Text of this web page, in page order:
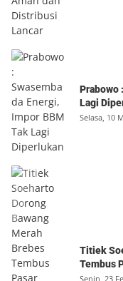
Prabowo
Lagi
Selasa, 10
Titiek
Tembus
Juta per
Senin, 23